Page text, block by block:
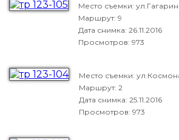
Место съемки:
Маршрут: 9
Дата снимка: 26.11.2016
Просмотров: 973
Место съемки:
Маршрут: 2
Дата снимка: 25.11.2016
Просмотров: 973